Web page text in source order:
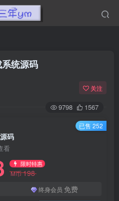
统源码
关注
9798 1567
码
看
限时特惠
M币198
终身会员 免费
已售 252